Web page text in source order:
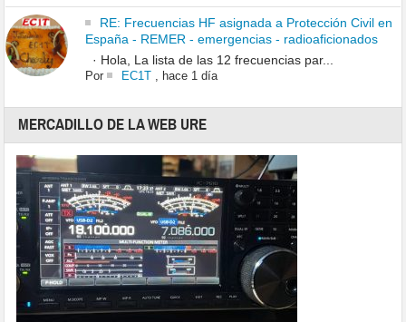
RE: Frecuencias HF asignada a Protección Civil en
España - REMER - emergencias - radioaficionados
· Hola, La lista de las 12 frecuencias par...
Por EC1T, hace 1 día
MERCADILLO DE LA WEB URE